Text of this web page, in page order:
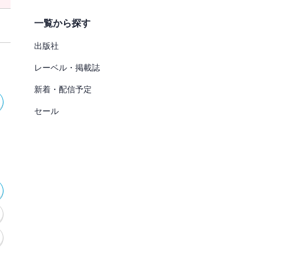
一覧から探す
出版社
レーベル・掲載誌
新着・配信予定
セール